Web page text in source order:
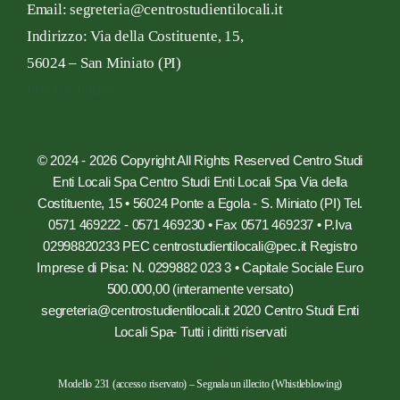
Email: segreteria@centrostudientilocali.it
Indirizzo: Via della Costituente, 15,
56024 – San Miniato (PI)
© 2024 - 2026 Copyright All Rights Reserved Centro Studi
Enti Locali Spa Centro Studi Enti Locali Spa Via della
Costituente, 15 • 56024 Ponte a Egola - S. Miniato (PI) Tel.
0571 469222 - 0571 469230 • Fax 0571 469237 • P.Iva
02998820233 PEC centrostudientilocali@pec.it Registro
Imprese di Pisa: N. 0299882 023 3 • Capitale Sociale Euro
500.000,00 (interamente versato)
segreteria@centrostudientilocali.it 2020 Centro Studi Enti
Locali Spa- Tutti i diritti riservati
Modello 231 (accesso riservato) –Segnala un illecito (Whistleblowing)